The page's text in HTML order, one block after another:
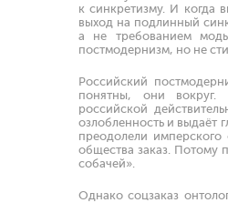
к синкретизму. И когда
выход на подлинный
а не требованием
постмодернизм, но не
Российский
понятны, они вокруг.
российской
озлобленность и выдаёт
преодолели
общества заказ. Потому
собачей».
Однако соцзаказ